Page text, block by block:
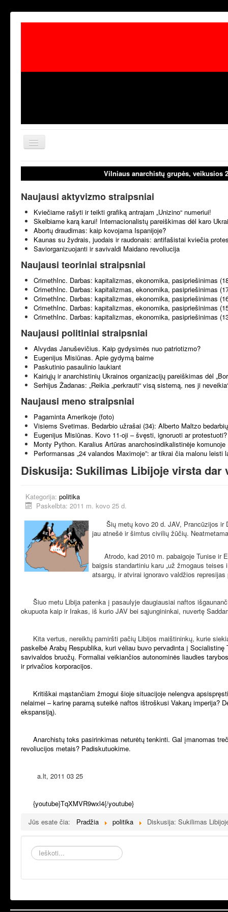
Toggle
Navigation
aktualijos
laisvoji
Vilniaus anarchistų grupės, veikusios
Naujausi aktyvizmo straipsniai
Kviečiame rašyti ir teikti grafiką antrajam „Unizino“ numeriui!
Skelbiame karą karui! Internacionalistų pareiškimas dėl karo
Abortų draudimas: kaip kovojama Ispanijoje?
Kaunas su žydrais, juodais ir raudonais: antifašistai kviečia
Saviorganizuojanti ir savivaldi Maidano revoliucija
Naujausi teoriniai straipsniai
CrimethInc. Darbas: kapitalizmas, ekonomika, pasipriešinimas
CrimethInc. Darbas: kapitalizmas, ekonomika, pasipriešinimas
CrimethInc. Darbas: kapitalizmas, ekonomika, pasipriešinimas
CrimethInc. Darbas: kapitalizmas, ekonomika, pasipriešinimas
CrimethInc. Darbas: kapitalizmas, ekonomika, pasipriešinimas
Naujausi politiniai straipsniai
Alvydas Januševičius. Kaip gydysimės nuo patriotizmo?
Eugenijus Misiūnas. Apie gydymą baime
Paskutinio pasaulinio laukiant
Kairiųjų ir anarchistinių Ukrainos organizacijų pareiškimas dėl
Serhijus Žadanas: „Reikia „perkrauti“ visą sistemą, nes ji
Naujausi meno straipsniai
Pagaminta Amerikoje (foto)
Visiems Svetimas. Bedarbio užrašai (34): Alberto Maltzo
Eugenijus Misiūnas. Kovo 11-oji – švęsti, ignoruoti ar protestuoti?
Monty Python. Karalius Artūras anarchosindikalistinėje komunoje
Performansas „24 valandos Maximoje”: ar tikrai čia malonu leisti
Diskusija: Sukilimas Libijoje virsta dar
Kategorija: politika
Paskelbta: 2011 m. kovo 25 d.
Šių metų kovo 20 d. JAV, Prancūzijos ir
jau atnešė ir šimtus civilių žūčių.
Atrodo, kad 2010 m. pabaigoje Tunise ir
baigsis standartiniu karu „už žmogaus
atsargų, ir atvirai ignoravo valdžios
Šiuo metu Libija patenka į pasaulyje daugiausiai naftos
okupuota kaip ir Irakas, iš kurio JAV bei sąjungininkai, nuvertę
Kita vertus, nereiktų pamiršti pačių Libijos maištininkų, kurie
paskelbė Arabų Respublika, kuri vėliau buvo pervadinta į
savivaldos bruožų. Formaliai veikiančios autonominės liaudies
ir privačios korporacijos.
Kritiškai mąstančiam žmogui šioje situacijoje nelengva
nelaimei – karinę paramą suteikė naftos ištroškusi Vakarų imperija?
ekspansiją).
Anarchistų toks pasirinkimas neturėtų tenkinti. Gal įmanomas
revoliucijos metais? Padiskutuokime.
a.lt, 2011 03 25
{youtube}TqXMVR9wxl4{/youtube}
Jūs esate čia:
Pradžia politika Diskusija: Sukilimas
Ieškoti...